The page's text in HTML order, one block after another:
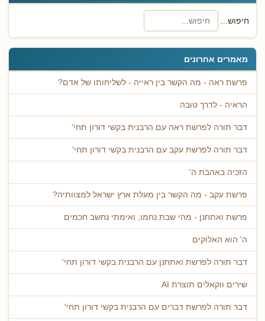
חיפוש...
מאמרים אחרונים
פרשת ראה - מה הקשר בין ראייה - לשליחותו של אדם?
הראיה - לדרך טובה
דבר תורה לפרשת ראה עם הרבנית בקשי דורון תחי'
דבר תורה לפרשת עקב עם הרבנית בקשי דורון תחי'
הזכיה באהבת ה'
פרשת עקב - מה הקשר בין מעלת ארץ ישראל למצוותיה?
פרשת ואתחנן - מהי שבת נחמו, ואימתי נחשב חכמים
ה' הוא האלוקים
דבר תורה לפרשת ואתחנן עם הרבנית בקשי דורון תחי'
שירים ווקאלים תוצרת AI
דבר תורה לפרשת דברים עם הרבנית בקשי דורון תחי'